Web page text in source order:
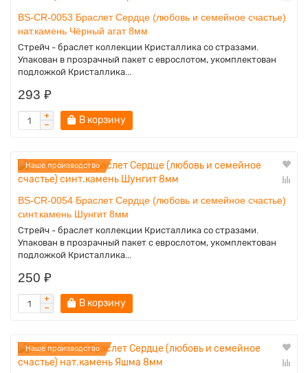
BS-CR-0053 Браслет Сердце (любовь и семейное счастье)
нат.камень Чёрный агат 8мм
Стрейч - браслет коллекции Кристаллика со стразами.
Упакован в прозрачный пакет с еврослотом, укомплектован
подложкой Кристаллика...
293 ₽
В корзину
Наше производство
BS-CR-0054 Браслет Сердце (любовь и семейное счастье)
синт.камень Шунгит 8мм
Стрейч - браслет коллекции Кристаллика со стразами.
Упакован в прозрачный пакет с еврослотом, укомплектован
подложкой Кристаллика...
250 ₽
В корзину
Наше производство